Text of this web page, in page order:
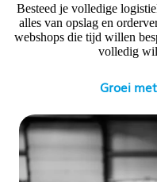
Besteed je volledige
alles van opslag en
webshops die tijd willen
volledig
Groei